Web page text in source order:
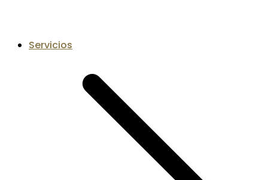
Servicios